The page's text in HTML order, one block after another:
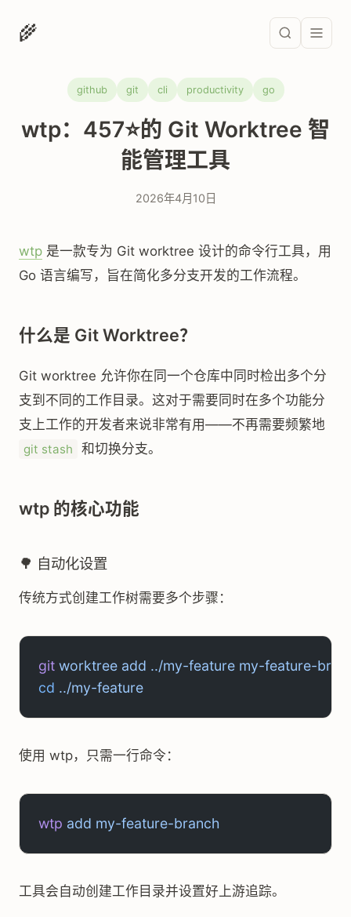
🌾
github git cli productivity go
wtp：457⭐的 Git Worktree 智
能管理工具
2026年4月10日
wtp 是一款专为 Git worktree 设计的命令行工具，用
Go 语言编写，旨在简化多分支开发的工作流程。
什么是 Git Worktree？
Git worktree 允许你在同一个仓库中同时检出多个分
支到不同的工作目录。这对于需要同时在多个功能分
支上工作的开发者来说非常有用——不再需要频繁地
git stash 和切换分支。
wtp 的核心功能
🌳 自动化设置
传统方式创建工作树需要多个步骤：
git worktree add ../my-feature my-feature-
cd ../my-feature
使用 wtp，只需一行命令：
wtp add my-feature-branch
工具会自动创建工作目录并设置好上游追踪。